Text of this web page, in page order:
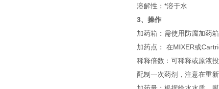
溶解性：*溶于水
3、操作
加药箱：需使用防腐加药
加药点： 在MIXER或
稀释倍数：可稀释或原液
配制一次药剂，注意在重